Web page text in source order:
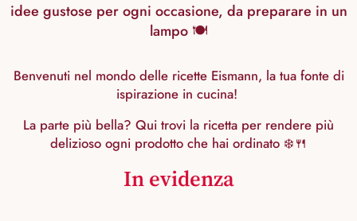
idee gustose per ogni occasione, da preparare in un
lampo 🍽️
Benvenuti nel mondo delle ricette Eismann, la tua fonte di
ispirazione in cucina!
La parte più bella? Qui trovi la ricetta per rendere più
delizioso ogni prodotto che hai ordinato ❄️🍴
In evidenza